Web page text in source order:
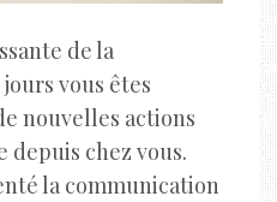
de la
vous êtes
nouvelles actions
depuis chez vous.
la communication